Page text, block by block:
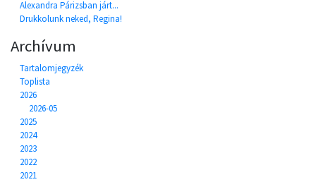
Alexandra Párizsban járt...
Drukkolunk neked, Regina!
Archívum
Tartalomjegyzék
Toplista
2026
2026-05
2025
2024
2023
2022
2021